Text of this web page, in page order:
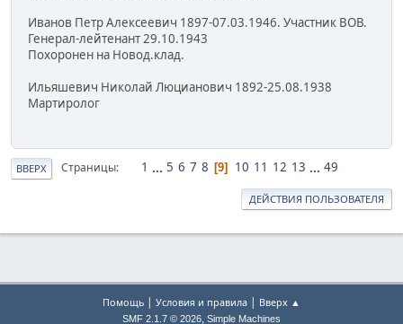
Иванов Петр Алексеевич 1897-07.03.1946. Участник ВОВ.
Генерал-лейтенант 29.10.1943
Похоронен на Новод.клад.
Ильяшевич Николай Люцианович 1892-25.08.1938
Мартиролог
ВВЕРХ Страницы 1 ... 5 6 7 8 9 10 11 12 13 ... 49
ДЕЙСТВИЯ ПОЛЬЗОВАТЕЛЯ
Помощь | Условия и правила | Вверх ▲
SMF 2.1.7 © 2026, Simple Machines